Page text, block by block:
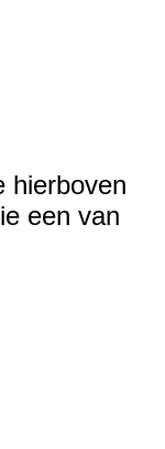
hierboven
een van